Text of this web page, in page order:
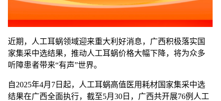
近期，人工耳蜗领域迎来重大利好消息，广西积极落实国
家集采中选结果，推动人工耳蜗价格大幅下降，将为众多
听障患者带来“有声”世界。
自2025年4月7日起，人工耳蜗高值医用耗材国家集采中选
结果在广西全面执行，截至5月30日，广西共开展76例人工